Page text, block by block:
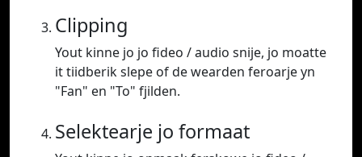
Clipping
Yout kinne jo jo fideo / audio snije, jo moatte
it tiidberik slepe of de wearden feroarje yn
"Fan" en "To" fjilden.
Selektearje jo formaat